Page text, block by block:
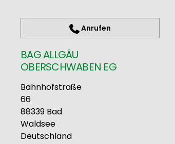
Anrufen
BAG ALLGÄU
OBERSCHWABEN EG
Bahnhofstraße
66
88339 Bad
Waldsee
Deutschland